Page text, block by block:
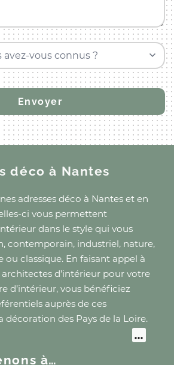
vous connus ?
décoà Nantes
adresses déco à Nantes et en
ci vous permettent
dans le style qui vous
contemporain, industriel, nature,
ou classique. En faisant appel à
d’intérieur pour votre
d’intérieur, vous bénéficiez
auprès de ces
décoration des Pays de la Loire.
à…